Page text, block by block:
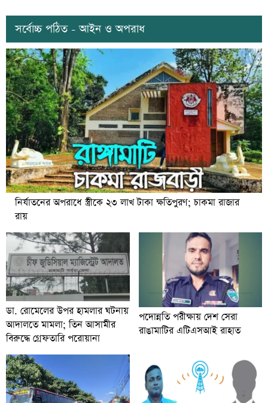
সর্বোচ্চ পঠিত - আইন ও অপরাধ
নির্যাতনের অপরাধে স্ত্রীকে ২৩ লাখ টাকা ক্ষতিপুরণ; চাকমা রাজার
রায়
ডা. রোমেলের উপর হামলার ঘটনায়
আদালতে মামলা; তিন আসামীর
বিরুদ্ধে গ্রেফতারি পরোয়ানা
পদোন্নতি পরীক্ষায় দেশ সেরা
রাঙামাটির এটিএসআই রাহাত